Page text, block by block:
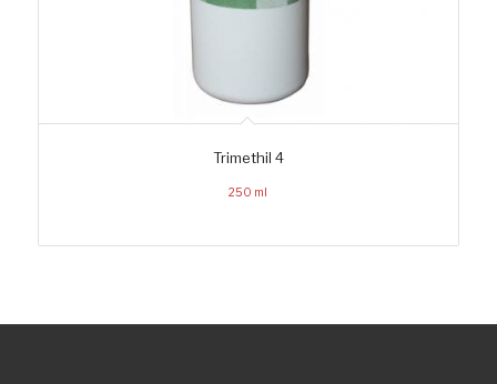
Trimethil 4
250 ml